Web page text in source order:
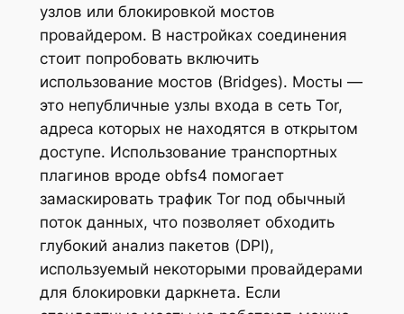
узлов или блокировкой мостов
провайдером. В настройках соединения
стоит попробовать включить
использование мостов (Bridges). Мосты —
это непубличные узлы входа в сеть Tor,
адреса которых не находятся в открытом
доступе. Использование транспортных
плагинов вроде obfs4 помогает
замаскировать трафик Tor под обычный
поток данных, что позволяет обходить
глубокий анализ пакетов (DPI),
используемый некоторыми провайдерами
для блокировки даркнета. Если